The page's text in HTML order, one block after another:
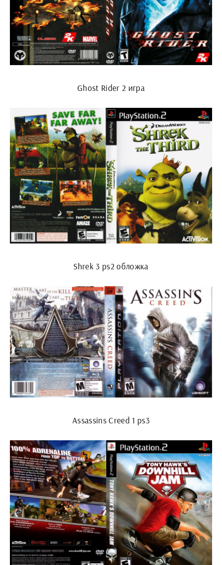
Ghost Rider 2 игра
Shrek 3 ps2 обложка
Assassins Creed 1 ps3